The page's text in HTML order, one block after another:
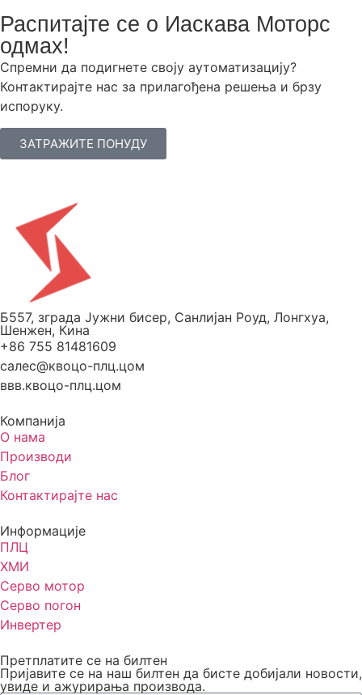
Распитајте се о Иаскава Моторс
одмах!
Спремни да подигнете своју аутоматизацију?
Контактирајте нас за прилагођена решења и брзу
испоруку.
ЗАТРАЖИТЕ ПОНУДУ
Б557, зграда Јужни бисер, Санлијан Роуд, Лонгхуа,
Шенжен, Кина
+86 755 81481609
салес@квоцо-плц.цом
ввв.квоцо-плц.цом
Компанија
О нама
Производи
Блог
Контактирајте нас
Информације
ПЛЦ
ХМИ
Серво мотор
Серво погон
Инвертер
Претплатите се на билтен
Пријавите се на наш билтен да бисте добијали новости,
увиде и ажурирања производа.